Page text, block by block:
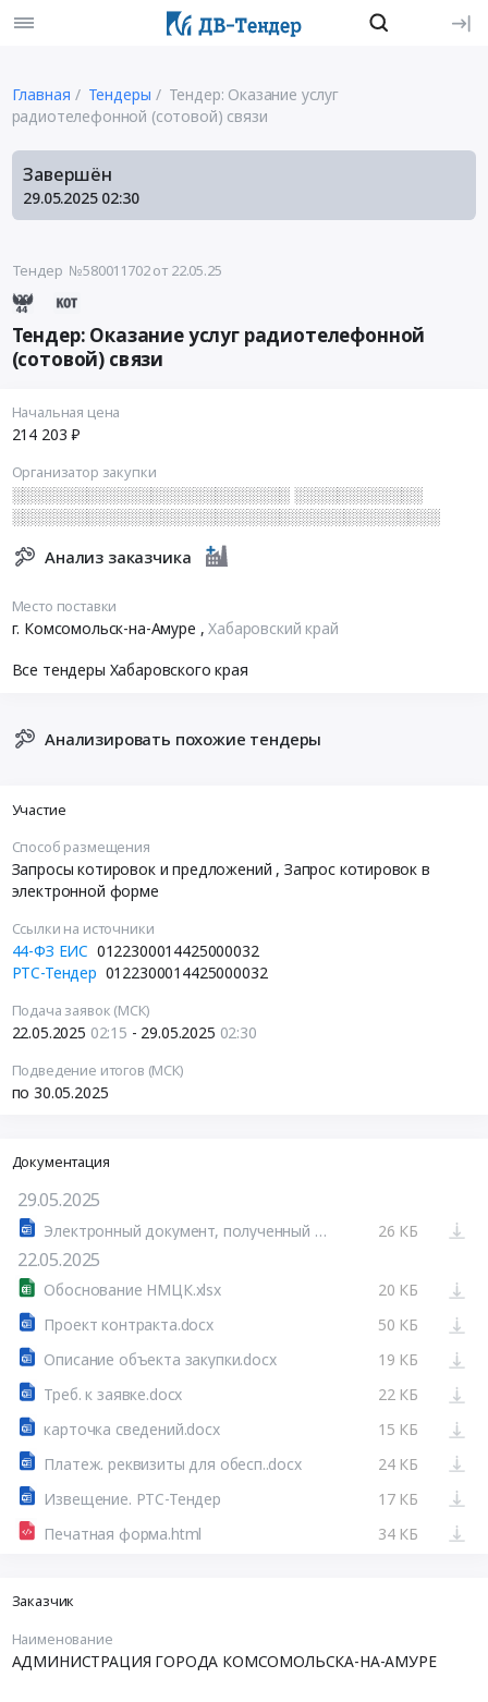
Главная Тендеры
Тендер: Оказание услуг
радиотелефонной (сотовой) связи
Завершён
29.05.2025 02:30
Тендер №580011702от 22.05.25
Тендер: Оказание услуг радиотелефонной
(сотовой) связи
Начальная цена
214 203 ₽
Организатор закупки
░░░░░░░░░░░░░░░░░░░░░░░░░░ ░░░░░░░░░░░░
░░░░░░░░░░░░░░░░░░░░░░░░░░░░░░░░░░░░░░░░
Анализ заказчика
Место поставки
г. Комсомольск-на-Амуре ,Хабаровский край
Все тендеры Хабаровского края
Анализировать похожие тендеры
Участие
Способ размещения
Запросы котировок и предложений , Запрос котировок в
электронной форме
Ссылки на источники
44-ФЗ ЕИС 0122300014425000032
РТС-Тендер 0122300014425000032
Подача заявок (МСК)
22.05.2025 02:15 - 29.05.2025 02:30
Подведение итогов (МСК)
по 30.05.2025
Документация
29.05.2025
Электронный документ, полученный из внешней системы.docx 26 КБ
22.05.2025
Обоснование НМЦК.xlsx
20 КБ
Проект контракта.docx
50 КБ
Описание объекта закупки.docx
19 КБ
Треб. к заявке.docx
22 КБ
карточка сведений.docx
15 КБ
Платеж. реквизиты для обесп..docx
24 КБ
Извещение. РТС-Тендер
17 КБ
Печатная форма.html
34 КБ
Заказчик
Наименование
АДМИНИСТРАЦИЯ ГОРОДА КОМСОМОЛЬСКА-НА-АМУРЕ